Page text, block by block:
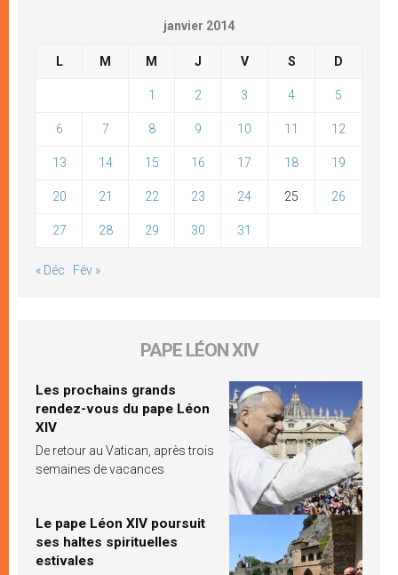
janvier 2014
L M M J V S D
1 2 3 4 5
6 7 8 9 10 11 12
13 14 15 16 17 18 19
20 21 22 23 24 25 26
27 28 29 30 31
« Déc Fév »
PAPE LÉON XIV
Les prochains grands
rendez-vous du pape Léon
XIV
De retour au Vatican, après trois
semaines de vacances
Le pape Léon XIV poursuit
ses haltes spirituelles
estivales